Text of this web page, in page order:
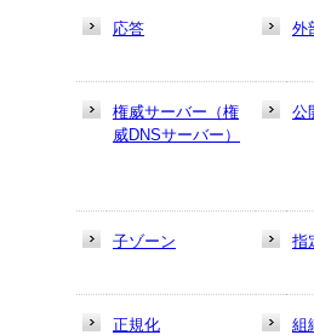
応答 外
権威サーバー（権
威DNSサーバー）
公
子ゾーン 指
正規化
組